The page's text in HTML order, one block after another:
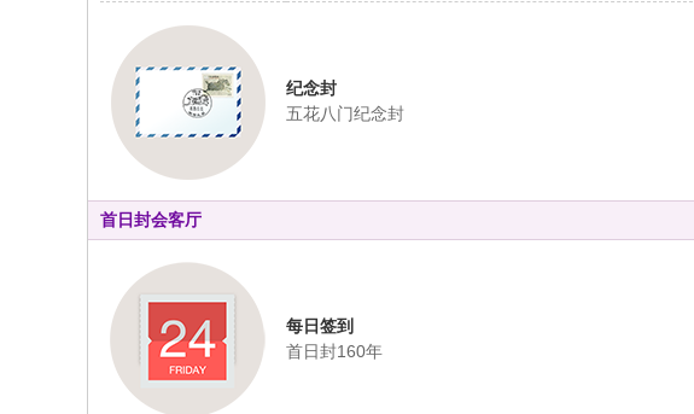
纪念封
五花八门纪念封
首日封会客厅
每日签到
首日封160年